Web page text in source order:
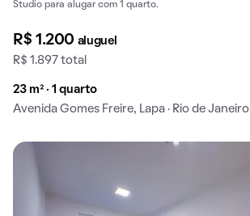
Studio para alugar com 1 quarto.
R$ 1.200 aluguel
R$ 1.897 total
23 m² · 1 quarto
Avenida Gomes Freire, Lapa · Rio de Janeiro